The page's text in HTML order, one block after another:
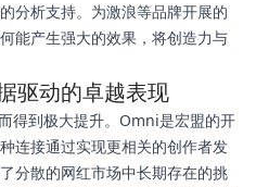
分析支持。为激浪等品牌开展的
能产生强大的效果，将创造力与
驱动的卓越表现
得到极大提升。Omni是宏盟的开
连接通过实现更相关的创作者发
分散的网红市场中长期存在的挑